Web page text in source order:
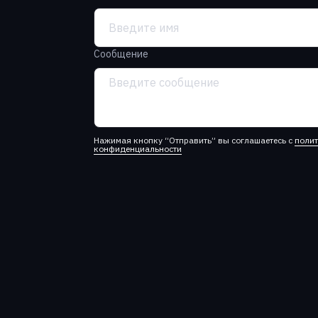
Сообщение
Нажимая кнопку “Отправить” вы соглашаетесь с
конфиденциальности